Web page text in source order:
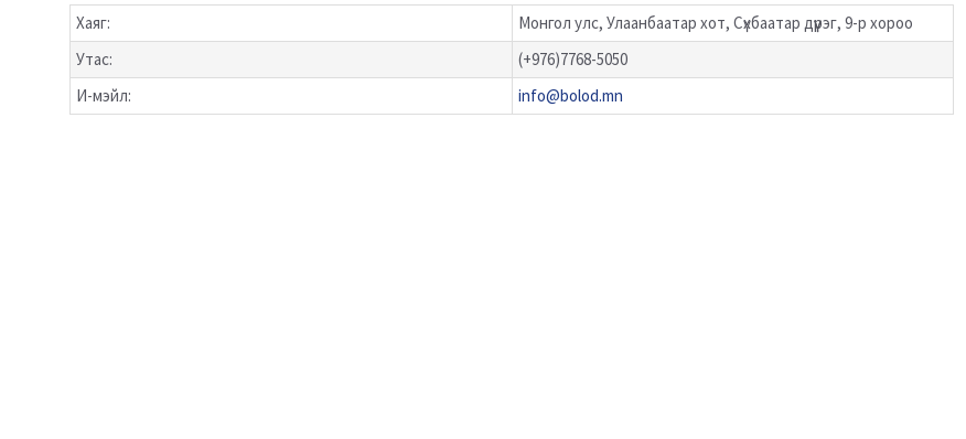
Хаяг:
Монгол улс, Улаанбаатар хот, Сүхбаатар дүүрэг, 9-р хороо
Утас:
(+976)7768-5050
И-мэйл:
info@bolod.mn